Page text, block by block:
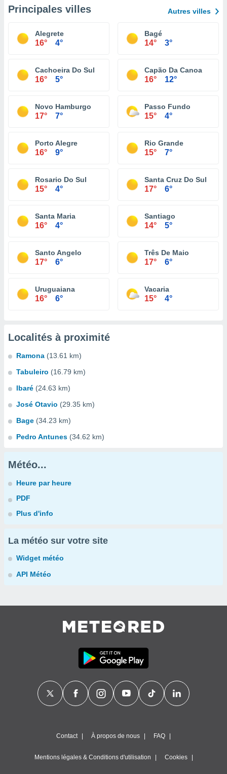
Principales villes Autres villes
Alegrete
16° 4°
Bagé
14° 3°
Cachoeira Do Sul
16° 5°
Capão Da Canoa
16° 12°
Novo Hamburgo
17° 7°
Passo Fundo
15° 4°
Porto Alegre
16° 9°
Rio Grande
15° 7°
Rosario Do Sul
15° 4°
Santa Cruz Do Sul
17° 6°
Santa Maria
16° 4°
Santiago
14° 5°
Santo Angelo
17° 6°
Três De Maio
17° 6°
Uruguaiana
16° 6°
Vacaria
15° 4°
Localités à proximité
Ramona (13.61 km)
Tabuleiro (16.79 km)
Ibaré (24.63 km)
José Otavio (29.35 km)
Bage (34.23 km)
Pedro Antunes (34.62 km)
Météo...
Heure par heure
PDF
Plus d'info
La météo sur votre site
Widget météo
API Météo
Contact À propos de nous FAQ
Mentions légales & Conditions d'utilisation Cookies